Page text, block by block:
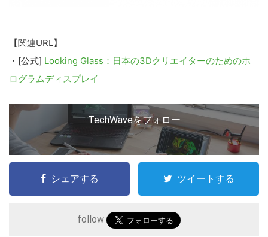
【関連URL】
・[公式] Looking Glass：日本の3Dクリエイターのためのホ
ログラムディスプレイ
TechWaveをフォロー
シェアする ツイートする
follow